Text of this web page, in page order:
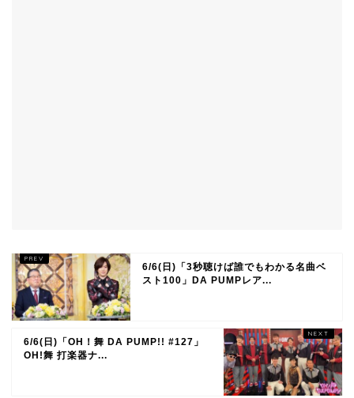
6/6(日)「3秒聴けば誰でもわかる名曲ベ
スト100」DA PUMPレア...
6/6(日)「OH！舞 DA PUMP!! #127」
OH!舞 打楽器ナ...